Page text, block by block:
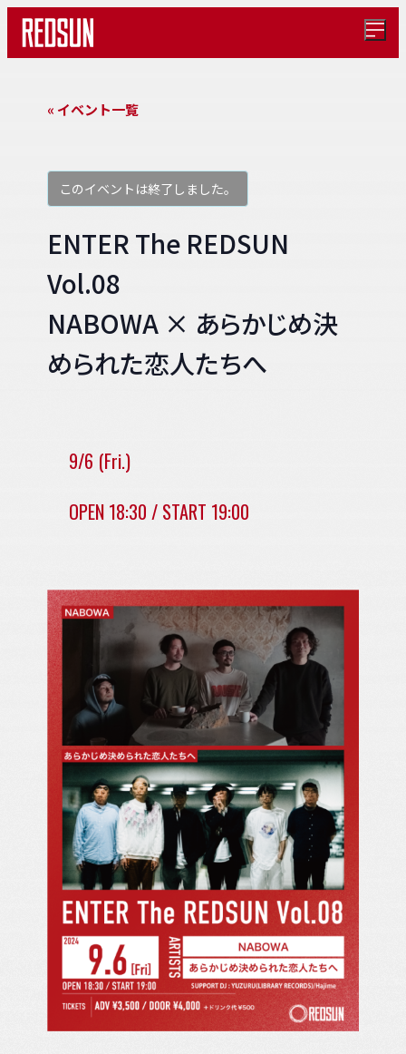
メ
« イベント一覧
このイベントは終了しました。
ENTER The REDSUN
Vol.08
NABOWA × あらかじめ決
められた恋人たちへ
9/6 (Fri.)
OPEN 18:30 / START 19:00